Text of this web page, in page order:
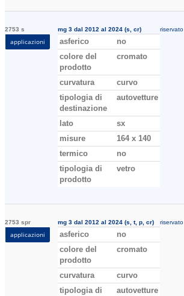
2753 s
applicazioni
mg 3 dal 2012 al 2024 (s, cr)
asferico
no
colore del
prodotto
cromato
curvatura
curvo
tipologia di
destinazione
autovetture
lato
sx
misure
164 x 140
termico
no
tipologia di
prodotto
vetro
riservato
2753 spr
applicazioni
mg 3 dal 2012 al 2024 (s, t, p, cr)
asferico
no
colore del
prodotto
cromato
curvatura
curvo
tipologia di
autovetture
riservato